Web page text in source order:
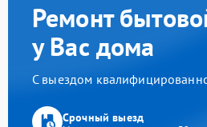
Ремонт
у Вас дома
С выездом
Срочный выезд